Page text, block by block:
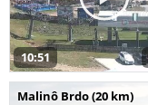
10:51
Malinô Brdo (20 km)